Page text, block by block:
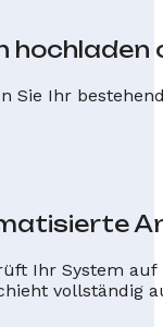
hochladen
Sie Ihr
Ihr System auf
vollständig